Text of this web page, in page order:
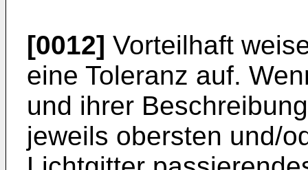
[0012] Vorteilhaft
eine Toleranz auf.
und ihrer
jeweils obersten und/